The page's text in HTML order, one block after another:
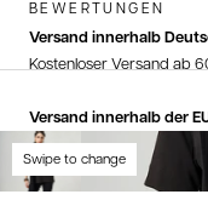
Versand innerhalb
Kostenloser Versand ab
Versand innerhalb der
5 EUR pro Bestellung
Versand innerhalb der
BEWERTUNGEN
Swipe to change